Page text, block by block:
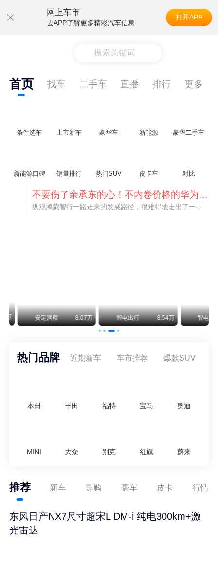
网上车市
去APP了解更多精彩汽车信息
打开APP
搜索关键词
首页 找车 二手车 直播 排行 更多
条件选车 上市新车 豪华车 新能源 豪华二手车
新能源口碑 销量排行 热门SUV 皮卡车 对比
不要伤了余承东的心！不内卷价格的华为，弥足珍贵！
安定洞察 8.07万 智电出行 8.54万 智电出行
热门品牌 近期新车 车市推荐 爆款SUV
本田 丰田 福特 宝马 奥迪
MINI 大众 别克 红旗 蔚来
推荐 新车 导购 豪车 皮卡 行情
东风日产NX7尺寸超宋L DM-i 纯电300km+激
光雷达